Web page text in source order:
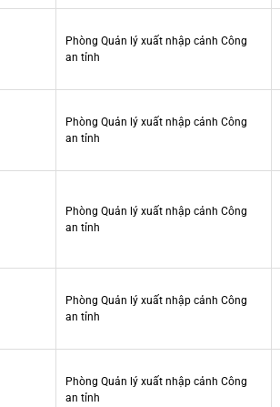
Phòng Quản lý xuất nhập cảnh Công
an tỉnh
Phòng Quản lý xuất nhập cảnh Công
an tỉnh
Phòng Quản lý xuất nhập cảnh Công
an tỉnh
Phòng Quản lý xuất nhập cảnh Công
an tỉnh
Phòng Quản lý xuất nhập cảnh Công
an tỉnh